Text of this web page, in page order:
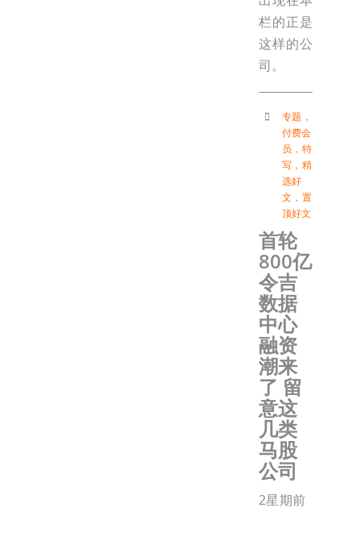
栏的正是
这样的公
司。
专题 ，
付费会
员 ， 特
写 ， 精
选好
文 ， 置
顶好文
首轮
800亿
令吉
数据
中心
融资
潮来
了 留
意这
几类
马股
公司
2星期前